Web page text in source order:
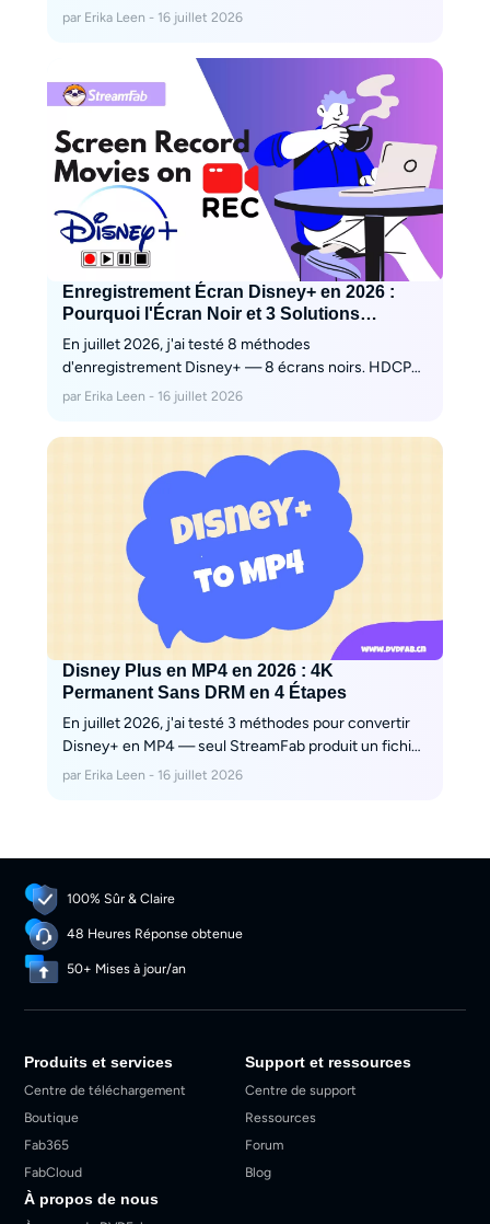
HDCP 2.2. StreamFab Disney extrait des MP4
dépannage Erreur 75.
par Erika Leen - 16 juillet 2026
Enregistrement Écran Disney+ en 2026 :
Pourquoi l'Écran Noir et 3 Solutions
Testées
En juillet 2026, j'ai testé 8 méthodes
d'enregistrement Disney+ — 8 écrans noirs. HDCP
2.2 bloque tout. Découvrez pourquoi et comment
permanent sans capture d'écran.
par Erika Leen - 16 juillet 2026
Disney Plus en MP4 en 2026 : 4K
Permanent Sans DRM en 4 Étapes
En juillet 2026, j'ai testé 3 méthodes pour convertir
Disney+ en MP4 — seul StreamFab produit un fichier
4K permanent avec audio EAC3 5.1. Guide complet
par Erika Leen - 16 juillet 2026
100% Sûr & Claire
48 Heures Réponse obtenue
50+ Mises à jour/an
Produits et services
Centre de téléchargement
Boutique
Fab365
FabCloud
Support et ressources
Centre de support
Ressources
Forum
Blog
À propos de nous